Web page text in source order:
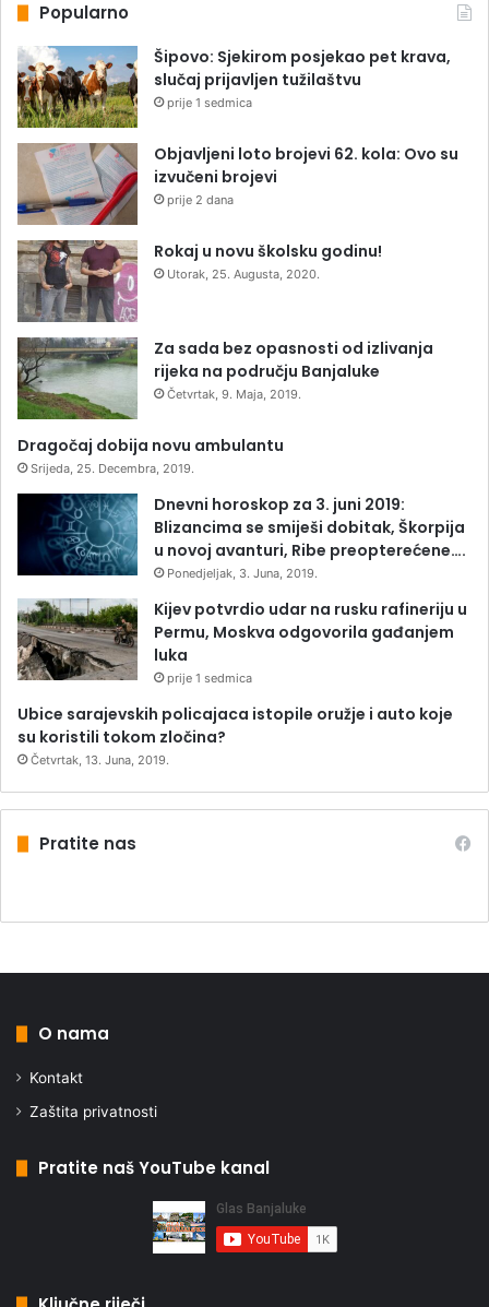
Popularno
Šipovo: Sjekirom posjekao pet krava,
slučaj prijavljen tužilaštvu
prije 1 sedmica
Objavljeni loto brojevi 62. kola: Ovo su
izvučeni brojevi
prije 2 dana
Rokaj u novu školsku godinu!
Utorak, 25. Augusta, 2020.
Za sada bez opasnosti od izlivanja
rijeka na području Banjaluke
Četvrtak, 9. Maja, 2019.
Dragočaj dobija novu ambulantu
Srijeda, 25. Decembra, 2019.
Dnevni horoskop za 3. juni 2019:
Blizancima se smiješi dobitak, Škorpija
u novoj avanturi, Ribe preopterećene….
Ponedjeljak, 3. Juna, 2019.
Kijev potvrdio udar na rusku rafineriju u
Permu, Moskva odgovorila gađanjem
luka
prije 1 sedmica
Ubice sarajevskih policajaca istopile oružje i auto koje
su koristili tokom zločina?
Četvrtak, 13. Juna, 2019.
Pratite nas
O nama
Kontakt
Zaštita privatnosti
Pratite naš YouTube kanal